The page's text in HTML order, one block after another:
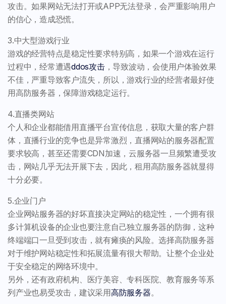
攻击。如果网站无法打开或APP无法登录，会严重影响用户
的信心，造成恐慌。
3.中大型游戏行业
游戏的经营特点是稳定性要求特别高，如果一个游戏在运行
过程中，经常遭遇ddos攻击，导致波动，会使用户体验效果
不佳，严重导致客户流失，所以，游戏行业的经营者最好使
用高防服务器，保障游戏稳定运行。
4.直播类网站
个人和企业都能借用直播平台宣传信息，获取大量的客户群
体，直播行业的竞争也是异常激烈，直播网站的服务器配置
要求较高，甚至还需要CDN加速，云服务器一旦频繁遭受攻
击，网站几乎无法开展下去，因此，租用高防服务器就显得
十分必要。
5.企业门户
企业网站服务器的好坏直接决定网站的稳定性，一个拥有很
多计算机设备的企业也要注意自己独立服务器的防御，这种
终端端口一旦受到攻击，就有瘫痪的风险。选择高防服务器
对于维护网站稳定性和拓展流量有很大帮助。让整个企业处
于安全稳定的网络环境中。
另外，还有政府机构、医疗美容、专科医院、教育服务等系
列产业也易受攻击，建议采用高防服务器。